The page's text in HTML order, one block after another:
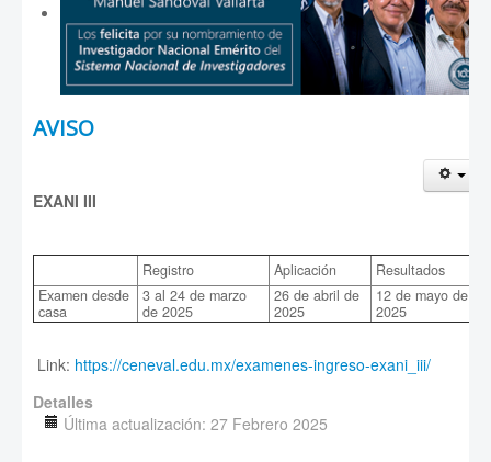
AVISO
EXANI III
Registro Aplicación
Resultados
Examen desde
casa
3 al 24 de marzo
de 2025
26 de abril de
2025
12 de mayo de
2025
Link: https://ceneval.edu.mx/examenes-ingreso-exani_iii/
Detalles
Última actualización: 27 Febrero 2025